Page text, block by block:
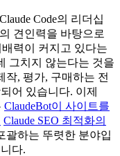
Code의 리더십
견인력을 바탕으로
력이 커지고 있다는
그치지 않는다는 것을
작, 평가, 구매하는 전
어 있습니다. 이제
ClaudeBot이 사이트를
Claude SEO 최적화의
괄하는 뚜렷한 분야입
다.